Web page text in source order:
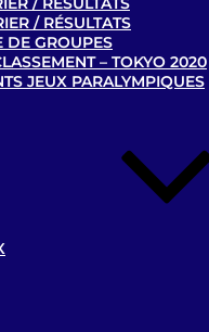
/ RÉSULTATS
DE GROUPES
– TOKYO 2020
JEUX PARALYMPIQUES